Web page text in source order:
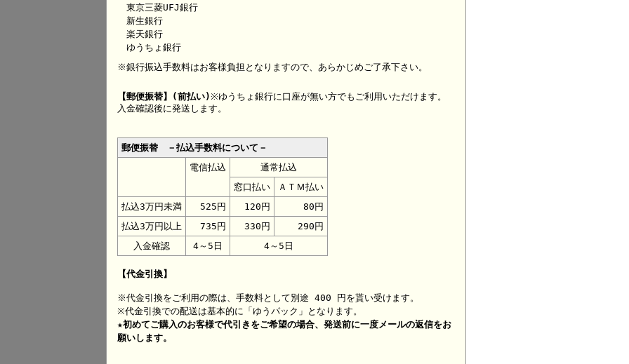
東京三菱UFJ銀行
新生銀行
楽天銀行
ゆうちょ銀行
※銀行振込手数料はお客様負担となりますので、あらかじめご了承下さい。
【郵便振替】(前払い)※ゆうちょ銀行に口座が無い方でもご利用いただけます。
入金確認後に発送します。
郵便振替 －払込手数料について－
電信払込
通常払込
窓口払い
ＡＴＭ払い
払込3万円未満
525円 120円
80円
払込3万円以上
735円 330円
290円
入金確認
4～5日 4～5日
【代金引換】
※代金引換をご利用の際は、手数料として別途 400 円を貰い受けます。
※代金引換での配送は基本的に「ゆうパック」となります。
★初めてご購入のお客様で代引きをご希望の場合、 発送前に一度メールの返信をお
願いします。